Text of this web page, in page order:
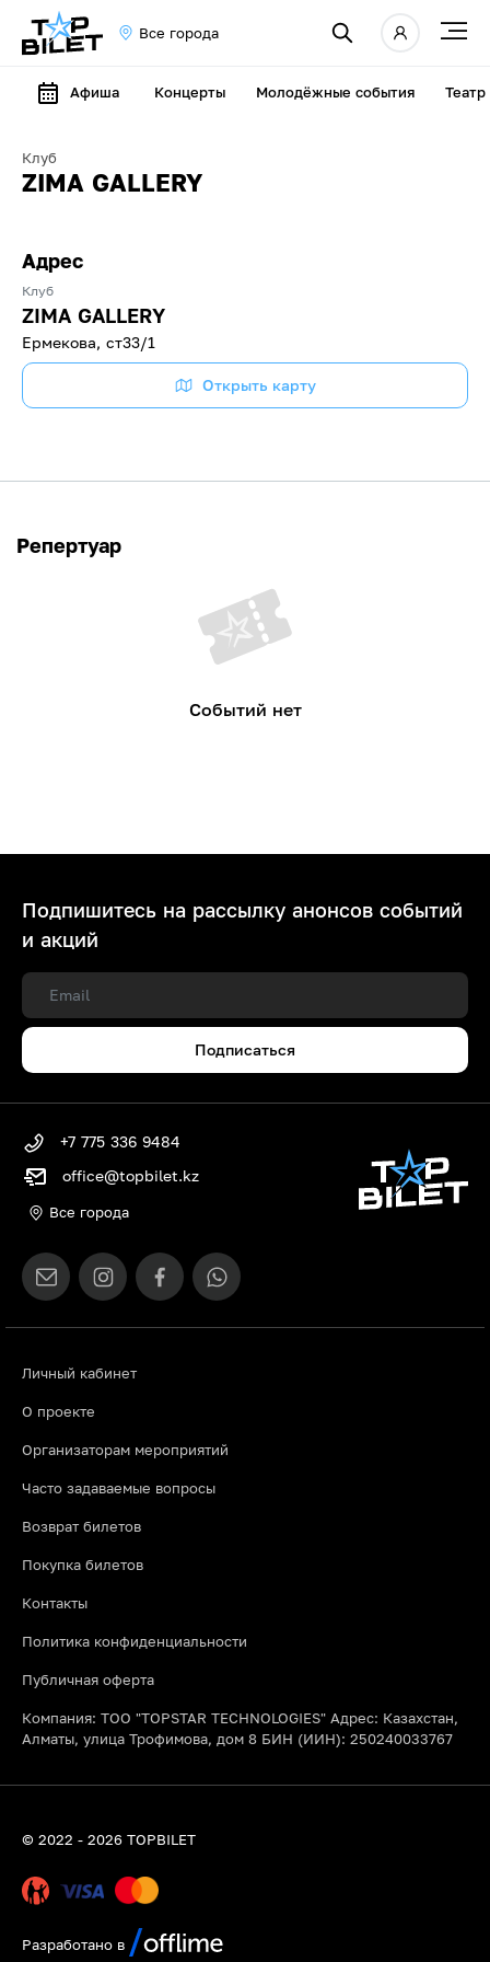
Все города
Афиша Концерты Молодёжные события Театр
Клуб
ZIMA GALLERY
Адрес
Клуб
ZIMA GALLERY
Ермекова, ст33/1
Открыть карту
Репертуар
Событий нет
Подпишитесь на рассылку анонсов событий
и акций
Подписаться
Личный кабинет
О проекте
Организаторам мероприятий
Часто задаваемые вопросы
Возврат билетов
Покупка билетов
Контакты
Политика конфиденциальности
Публичная оферта
Компания: ТОО "TOPSTAR TECHNOLOGIES" Адрес: Казахстан,
Алматы, улица Трофимова, дом 8 БИН (ИИН): 250240033767
+7 775 336 9484
office@topbilet.kz
Все города
© 2022 - 2026 TOPBILET
Разработано в